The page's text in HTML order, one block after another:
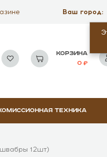
Ваш город:
КОРЗИНА
0
ТЕХНИКА
12шт)